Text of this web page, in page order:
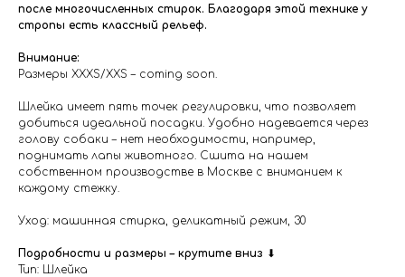
после многочисленных стирок. Благодаря этой технике у
стропы есть классный рельеф.
Внимание:
Размеры XXXS/XXS – coming soon.
Шлейка имеет пять точек регулировки, что позволяет
добиться идеальной посадки. Удобно надевается через
голову собаки – нет необходимости, например,
поднимать лапы животного. Cшита на нашем
собственном производстве в Москве с вниманием к
каждому стежку.
Уход: машинная стирка, деликатный режим, 30
Подробности и размеры – крутите вниз ⬇
Тип: Шлейка